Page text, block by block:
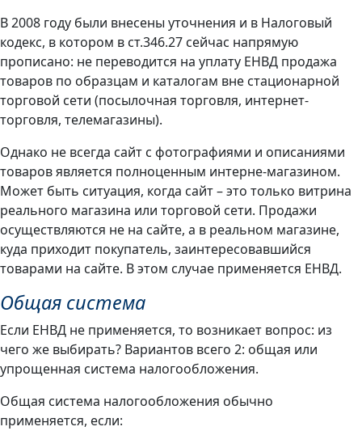
В 2008 году были внесены уточнения и в Налоговый
кодекс, в котором в ст.346.27 сейчас напрямую
прописано: не переводится на уплату ЕНВД продажа
товаров по образцам и каталогам вне стационарной
торговой сети (посылочная торговля, интернет-
торговля, телемагазины).
Однако не всегда сайт с фотографиями и описаниями
товаров является полноценным интерне-магазином.
Может быть ситуация, когда сайт – это только витрина
реального магазина или торговой сети. Продажи
осуществляются не на сайте, а в реальном магазине,
куда приходит покупатель, заинтересовавшийся
товарами на сайте. В этом случае применяется ЕНВД.
Общая система
Если ЕНВД не применяется, то возникает вопрос: из
чего же выбирать? Вариантов всего 2: общая или
упрощенная система налогообложения.
Общая система налогообложения обычно
применяется, если: